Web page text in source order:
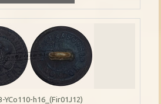
YCo110-h16_(Fir01J12)